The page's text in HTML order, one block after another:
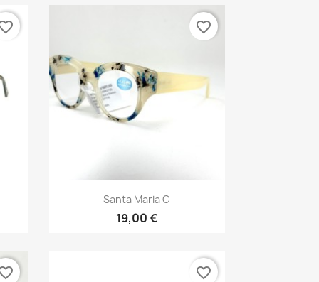
Vista rápida
Santa Maria C
19,00 €
favorite_border
favorite_border